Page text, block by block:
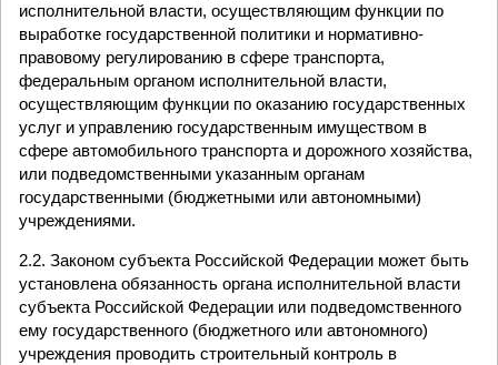
исполнительной власти, осуществляющим функции по
выработке государственной политики и нормативно-
правовому регулированию в сфере транспорта,
федеральным органом исполнительной власти,
осуществляющим функции по оказанию государственных
услуг и управлению государственным имуществом в
сфере автомобильного транспорта и дорожного хозяйства,
или подведомственными указанным органам
государственными (бюджетными или автономными)
учреждениями.
2.2. Законом субъекта Российской Федерации может быть
установлена обязанность органа исполнительной власти
субъекта Российской Федерации или подведомственного
ему государственного (бюджетного или автономного)
учреждения проводить строительный контроль в